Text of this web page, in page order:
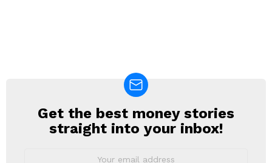
NEWSLETTER
Get the best money stories
straight into your inbox!